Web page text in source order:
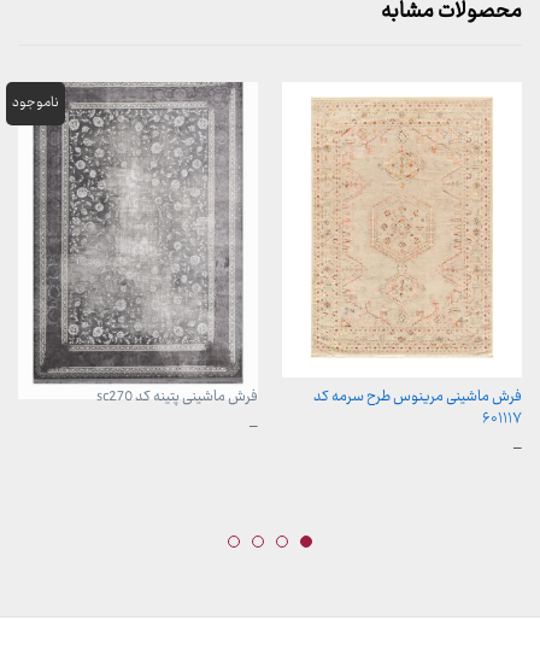
محصولات مشابه
فرش ماشینی مرینوس طرح سرمه کد
۶۰۱۱۱۷
–محدوده
فرش ماشینی پتینه کد sc270
–محدوده